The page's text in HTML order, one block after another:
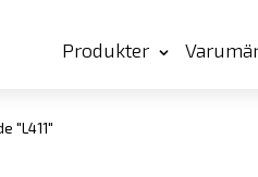
Produkter
"L411"